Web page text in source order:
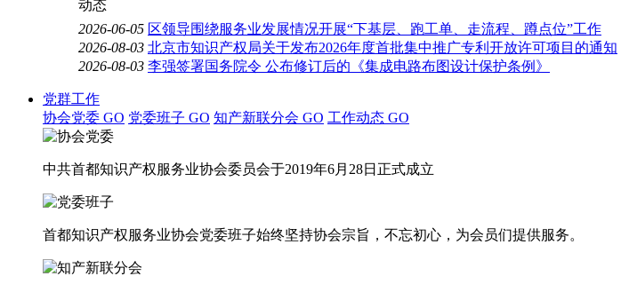
2026-06-05 区领导围绕服务业发展情况开展“下基层、跑工单、走流程、蹲点位”工作
2026-08-03 北京市知识产权局关于发布2026年度首批集中推广专利开放许可项目的通知
2026-08-03 李强签署国务院令 公布修订后的《集成电路布图设计保护条例》
党群工作
协会党委 GO 党委班子 GO 知产新联分会 GO 工作动态 GO
中共首都知识产权服务业协会委员会于2019年6月28日正式成立
首都知识产权服务业协会党委班子始终坚持协会宗旨，不忘初心，为会员们提供服务。